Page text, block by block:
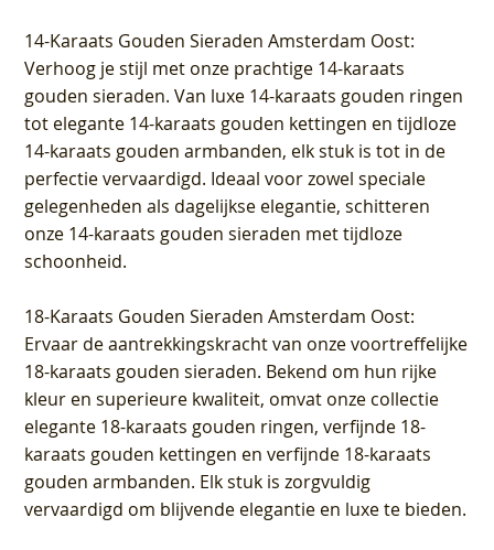
14-Karaats Gouden Sieraden Amsterdam Oost:
Verhoog je stijl met onze prachtige 14-karaats
gouden sieraden. Van luxe 14-karaats gouden ringen
tot elegante 14-karaats gouden kettingen en tijdloze
14-karaats gouden armbanden, elk stuk is tot in de
perfectie vervaardigd. Ideaal voor zowel speciale
gelegenheden als dagelijkse elegantie, schitteren
onze 14-karaats gouden sieraden met tijdloze
schoonheid.
18-Karaats Gouden Sieraden Amsterdam Oost:
Ervaar de aantrekkingskracht van onze voortreffelijke
18-karaats gouden sieraden. Bekend om hun rijke
kleur en superieure kwaliteit, omvat onze collectie
elegante 18-karaats gouden ringen, verfijnde 18-
karaats gouden kettingen en verfijnde 18-karaats
gouden armbanden. Elk stuk is zorgvuldig
vervaardigd om blijvende elegantie en luxe te bieden.